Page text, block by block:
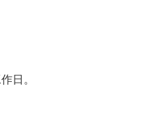
日。